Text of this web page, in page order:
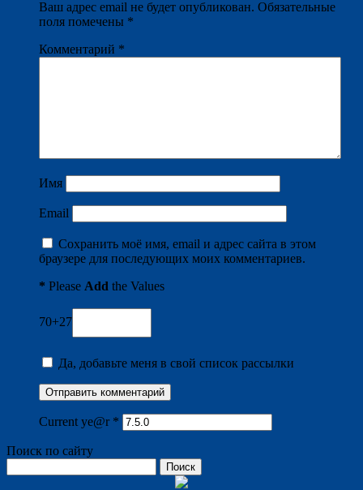
Ваш адрес email не будет опубликован. Обязательные
поля помечены *
Комментарий *
Имя
Email
Сохранить моё имя, email и адрес сайта в этом
браузере для последующих моих комментариев.
* Please Add the Values
70+27
Да, добавьте меня в свой список рассылки
Current ye@r *
Поиск по сайту